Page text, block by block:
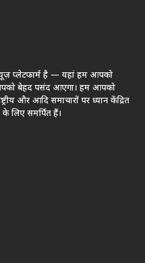
प्लेटफार्म है — यहां हम आपको
बेहद पसंद आएगा। हम आपको
और आदि समाचारों पर ध्यान केंद्रित
के लिए समर्पित हैं।